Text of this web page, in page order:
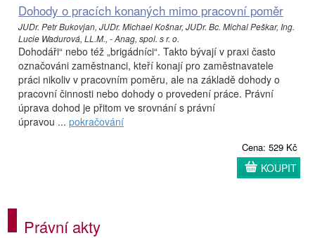
Dohody o pracích konaných mimo pracovní poměr
JUDr. Petr Bukovjan, JUDr. Michael Košnar, JUDr. Bc. Michal Peškar, Ing.
Lucie Wadurová, LL.M., - Anag, spol. s r. o.
Dohodáři“ nebo též „brigádníci“. Takto bývají v praxi často
označováni zaměstnanci, kteří konají pro zaměstnavatele
práci nikoliv v pracovním poměru, ale na základě dohody o
pracovní činnosti nebo dohody o provedení práce. Právní
úprava dohod je přitom ve srovnání s právní
úpravou ... pokračování
Cena: 529 Kč
KOUPIT
Právní akty